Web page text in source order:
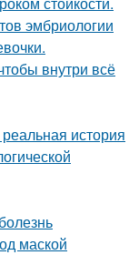
эмбриологии
внутри всё
история
маской